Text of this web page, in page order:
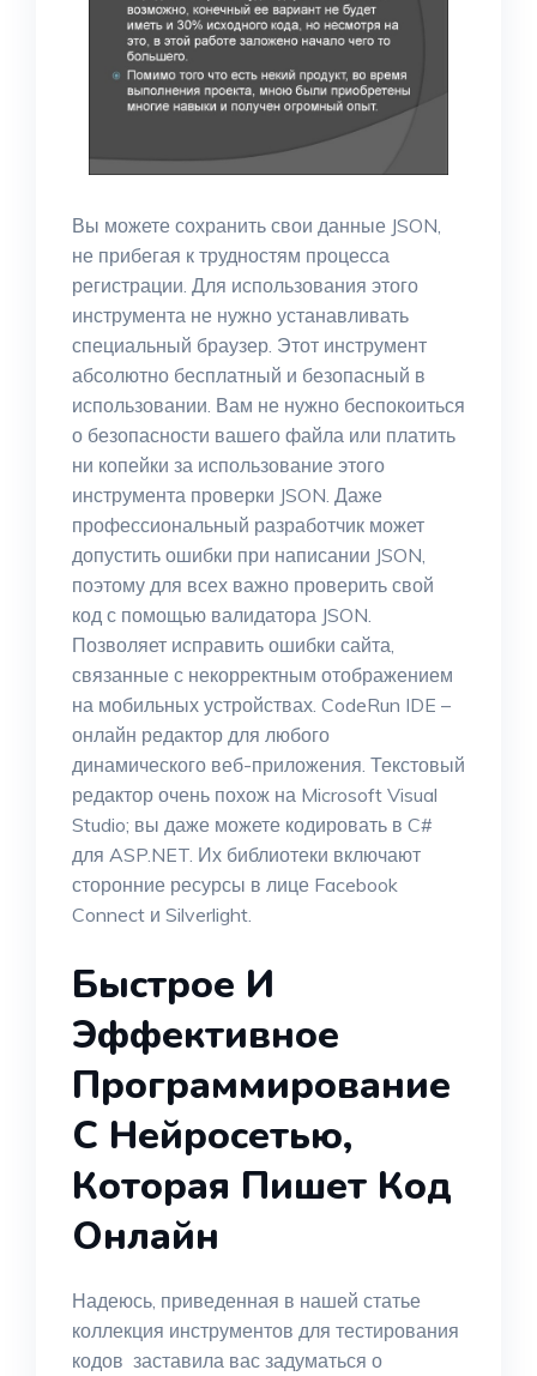
Вы можете сохранить свои данные JSON,
не прибегая к трудностям процесса
регистрации. Для использования этого
инструмента не нужно устанавливать
специальный браузер. Этот инструмент
абсолютно бесплатный и безопасный в
использовании. Вам не нужно беспокоиться
о безопасности вашего файла или платить
ни копейки за использование этого
инструмента проверки JSON. Даже
профессиональный разработчик может
допустить ошибки при написании JSON,
поэтому для всех важно проверить свой
код с помощью валидатора JSON.
Позволяет исправить ошибки сайта,
связанные с некорректным отображением
на мобильных устройствах. CodeRun IDE –
онлайн редактор для любого
динамического веб-приложения. Текстовый
редактор очень похож на Microsoft Visual
Studio; вы даже можете кодировать в C#
для ASP.NET. Их библиотеки включают
сторонние ресурсы в лице Facebook
Connect и Silverlight.
Быстрое И
Эффективное
Программирование
С Нейросетью,
Которая Пишет Код
Онлайн
Надеюсь, приведенная в нашей статье
коллекция инструментов для тестирования
кодов заставила вас задуматься о